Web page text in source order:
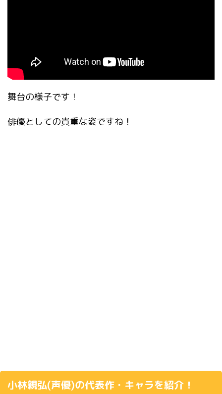
舞台の様子です！
俳優としての貴重な姿ですね！
小林親弘(声優)の代表作・キャラを紹介！